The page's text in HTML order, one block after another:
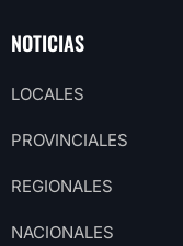
NOTICIAS
LOCALES
PROVINCIALES
REGIONALES
NACIONALES